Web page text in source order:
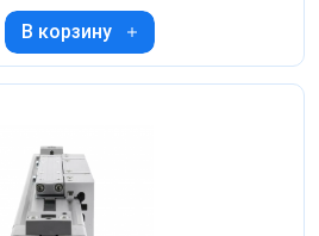
В корзину